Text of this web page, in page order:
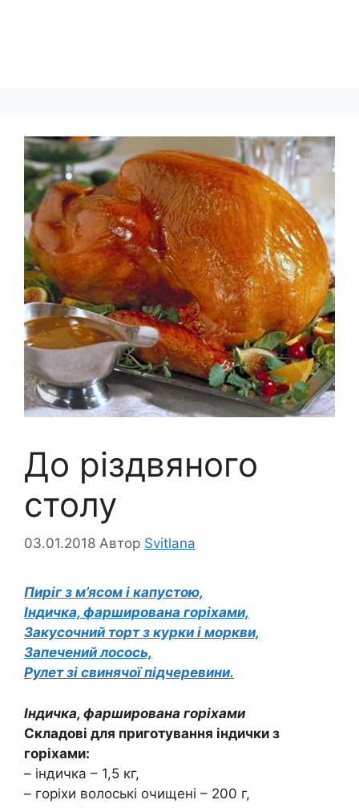
До різдвяного
столу
03.01.2018 Автор Svitlana
Пиріг з м’ясом і капустою,
Індичка, фарширована горіхами,
Закусочний торт з курки і моркви,
Запечений лосось,
Рулет зі свинячої підчеревини.
Індичка, фарширована горіхами
Складові для приготування індички з
горіхами:
– індичка – 1,5 кг,
– горіхи волоські очищені – 200 г,